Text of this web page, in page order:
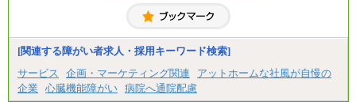
(※3)、218,500円(※4)、216,500円（※5）
※1…東京都、埼玉県、千葉県、神奈川県
※2…大阪府、京都府、兵庫県、滋賀県
※3…愛知県、静岡県
※4…北海道、宮城県、栃木県、群馬県、長野県、新
潟県、富山県、石川県、岡山県、広島県、山口県、
香川県、福岡県
[関連する障がい者求人・採用キーワード検索]
サービス
企画・マーケティング関連
アットホームな社風が自慢の
企業
心臓機能障がい 病院へ通院配慮